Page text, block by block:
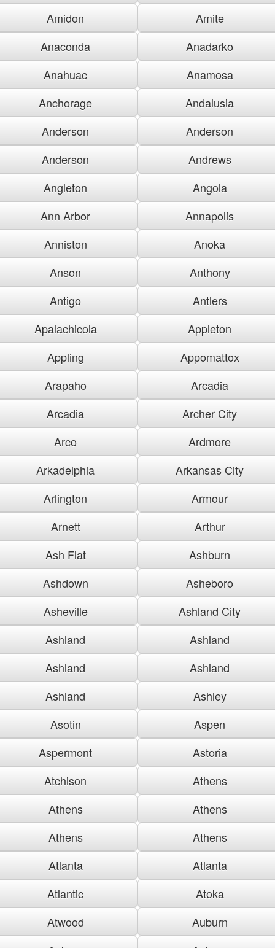
Amidon
Amite
Anaconda
Anadarko
Anahuac
Anamosa
Anchorage
Andalusia
Anderson
Anderson
Anderson
Andrews
Angleton
Angola
Ann Arbor
Annapolis
Anniston
Anoka
Anson
Anthony
Antigo
Antlers
Apalachicola
Appleton
Appling
Appomattox
Arapaho
Arcadia
Arcadia
Archer City
Arco
Ardmore
Arkadelphia
Arkansas City
Arlington
Armour
Arnett
Arthur
Ash Flat
Ashburn
Ashdown
Asheboro
Asheville
Ashland City
Ashland
Ashland
Ashland
Ashland
Ashland
Ashley
Asotin
Aspen
Aspermont
Astoria
Atchison
Athens
Athens
Athens
Athens
Athens
Atlanta
Atlanta
Atlantic
Atoka
Atwood
Auburn